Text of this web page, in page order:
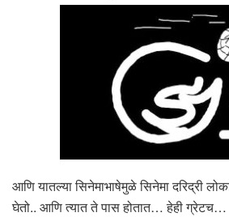
आणि यातल्या सिनेमाभाषेमुळे सिनेमा दरिद्री
घेतो.. आणि त्यात ते पास होतात… हेही ग्रेटच…